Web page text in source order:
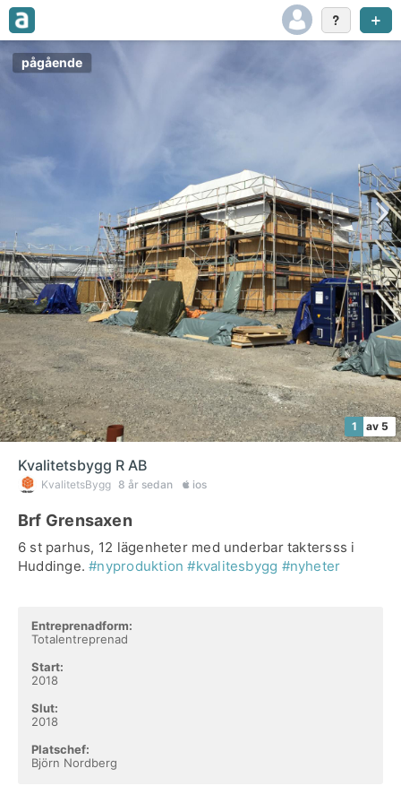
pågående
1 av 5
Kvalitetsbygg R AB
KvalitetsBygg 8 år sedan ios
Brf Grensaxen
6 st parhus, 12 lägenheter med underbar taktersss i
Huddinge.#nyproduktion #kvalitesbygg #nyheter
Entreprenadform:
Totalentreprenad
Start:
2018
Slut:
2018
Platschef:
Björn Nordberg